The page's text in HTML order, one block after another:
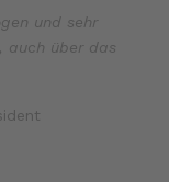
und sehr
auch über das